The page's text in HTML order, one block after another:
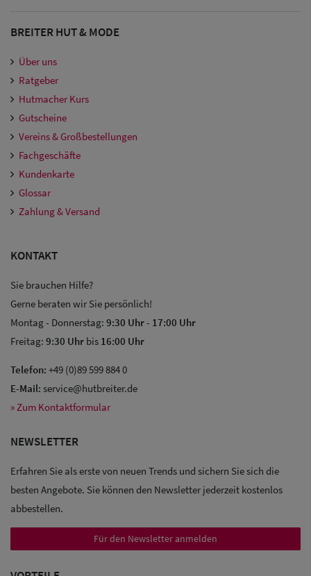
Sale: Caps
Caps
Sale: Army
Caps
Sale:
Trucker
Caps
BREITER HUT & MODE
Über uns
Ratgeber
Hutmacher Kurs
Gutscheine
Vereins & Großbestellungen
Fachgeschäfte
Kundenkarte
Glossar
Zahlung & Versand
KONTAKT
Sie brauchen Hilfe?
Gerne beraten wir Sie persönlich!
Montag - Donnerstag: 9:30 Uhr- 17:00 Uhr
Freitag: 9:30 Uhr bis 16:00 Uhr
Telefon: +49 (0)89 599 884 0
E-Mail: service@hutbreiter.de
» Zum Kontaktformular
NEWSLETTER
Erfahren Sie als erste von neuen Trends und sichern Sie sich die
besten Angebote. Sie können den Newsletter jederzeit kostenlos
abbestellen.
Für den Newsletter anmelden